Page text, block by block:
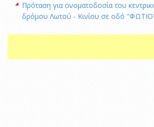
Πρόταση για ονοματοδοσία του
δρόμου Λωτού - Κινίου σε οδό